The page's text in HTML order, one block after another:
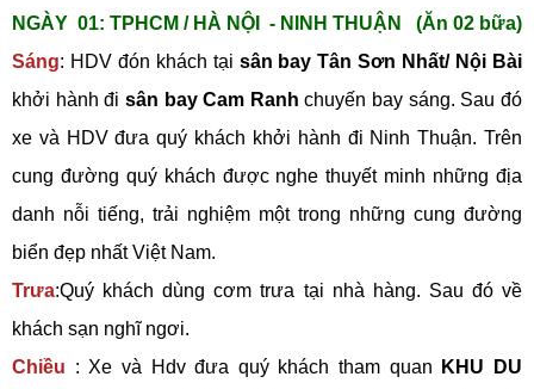
NGÀY 01: TPHCM / HÀ NỘI - NINH THUẬN (Ăn 02 bữa)
Sáng: HDV đón khách tại sân bay Tân Sơn Nhất/ Nội Bài
khởi hành đi sân bay Cam Ranhchuyến bay sáng. Sau đó
xe và HDV đưa quý khách khởi hành đi Ninh Thuận. Trên
cung đường quý khách được nghe thuyết minh những địa
danh nỗi tiếng, trải nghiệm một trong những cung đường
biển đẹp nhất Việt Nam.
Trưa:Quý khách dùng cơm trưa tại nhà hàng. Sau đó về
khách sạn nghĩ ngơi.
Chiều : Xe và Hdv đưa quý khách tham quan
KHU DU